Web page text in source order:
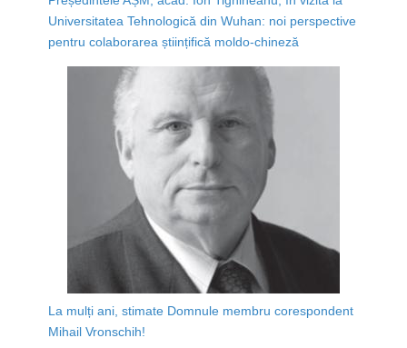
Universitatea Tehnologică din Wuhan: noi perspective
pentru colaborarea științifică moldo-chineză
La mulți ani, stimate Domnule membru corespondent
Mihail Vronschih!